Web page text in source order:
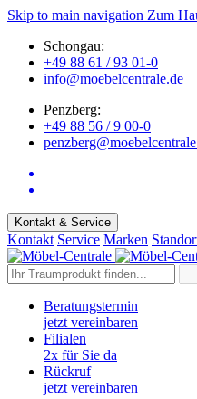
Skip to main navigation Zum
Schongau:
+49 88 61 / 93 01-0
info@moebelcentrale.de
Penzberg:
+49 88 56 / 9 00-0
Kontakt & Service
Kontakt Service Marken
Beratungstermin
jetzt vereinbaren
Filialen
2x für Sie da
Rückruf
jetzt vereinbaren